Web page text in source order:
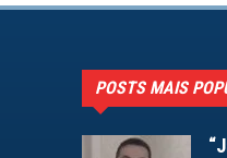
POSTS MAIS